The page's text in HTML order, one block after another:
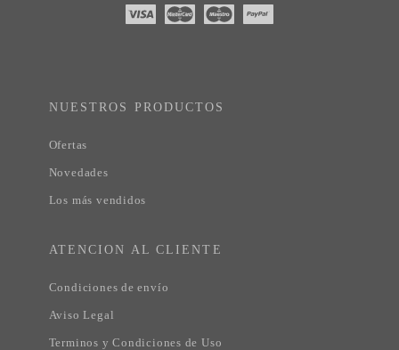
NUESTROS PRODUCTOS
Ofertas
Novedades
Los más vendidos
ATENCION AL CLIENTE
Condiciones de envío
Aviso Legal
Terminos y Condiciones de Uso